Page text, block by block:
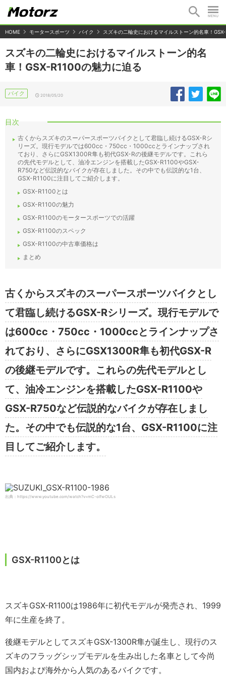
HOME モータースポーツ バイク スズキの二輪史におけるマイルストーン的名車！
スズキの二輪史におけるマイルストーン的名
車！GSX-R1100の魅力に迫る
バイク 2018/05/20
目次
古くからスズキのスーパースポーツバイクとして君臨し続けるGSX-Rシ
リーズ。現行モデルでは600cc・750cc・1000ccとラインナップされ
ており、さらにGSX1300R隼も初代GSX-Rの後継モデルです。これら
の先代モデルとして、油冷エンジンを搭載したGSX-R1100やGSX-
R750など伝説的なバイクが存在しました。その中でも伝説的な1台、
GSX-R1100に注目してご紹介します。
GSX-R1100とは
GSX-R1100の魅力
GSX-R1100のモータースポーツでの活躍
GSX-R1100のスペック
GSX-R1100の中古車価格は
まとめ
古くからスズキのスーパースポーツバイクとし
て君臨し続けるGSX-Rシリーズ。現行モデルで
は600cc・750cc・1000ccとラインナップさ
れており、さらにGSX1300R隼も初代GSX-R
の後継モデルです。これらの先代モデルとし
て、油冷エンジンを搭載したGSX-R1100や
GSX-R750など伝説的なバイクが存在しまし
た。その中でも伝説的な1台、GSX-R1100に注
目してご紹介します。
出典：https://www.youtube.com/watch?v=mC-oIfwOULs
GSX-R1100とは
スズキGSX-R1100は1986年に初代モデルが発売され、1999
年に生産を終了。
後継モデルとしてスズキGSX-1300R隼が誕生し、現行のス
ズキのフラッグシップモデルを生み出した名車として今尚
国内および海外から人気のあるバイクです。